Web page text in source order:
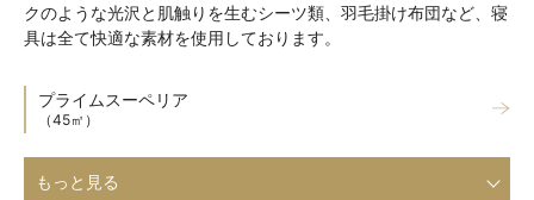
クのような光沢と肌触りを生むシーツ類、羽毛掛け布団など、寝
具は全て快適な素材を使用しております。
プライムスーペリア
（45㎡）